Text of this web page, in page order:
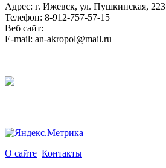
Адрес: г. Ижевск, ул. Пушкинская, 223
Телефон: 8-912-757-57-15
Веб сайт:
E-mail: an-akropol@mail.ru
О сайте Контакты